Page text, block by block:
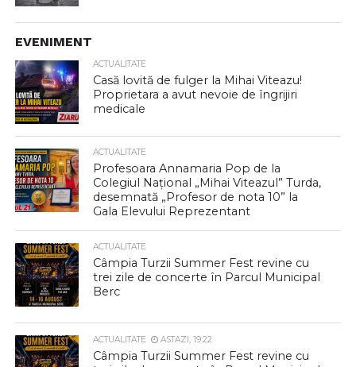
EVENIMENT
ACTUALITATE
Casă lovită de fulger la Mihai Viteazu!
Proprietara a avut nevoie de îngrijiri
medicale
ACTUALITATE
Profesoara Annamaria Pop de la
Colegiul Național „Mihai Viteazul” Turda,
desemnată „Profesor de nota 10” la
Gala Elevului Reprezentant
ACTUALITATE
Câmpia Turzii Summer Fest revine cu
trei zile de concerte în Parcul Municipal
Berc
ACTUALITATE ASTAZI, 19:22
Câmpia Turzii Summer Fest revine cu